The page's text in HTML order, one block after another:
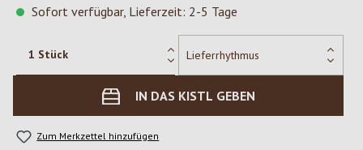
Sofort verfügbar, Lieferzeit: 2-5 Tage
IN DAS KISTL GEBEN
Zum Merkzettel hinzufügen